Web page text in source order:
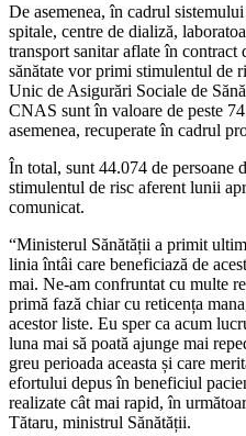
De asemenea, în cadrul
spitale, centre de dializă,
transport sanitar aflate în contract
sănătate vor primi stimulentul de
Unic de Asigurări Sociale de
CNAS sunt în valoare de peste
asemenea, recuperate în cadrul
În total, sunt 44.074 de persoane
stimulentul de risc aferent lunii
comunicat.
“Ministerul Sănătății a primit
linia întâi care beneficiază de
mai. Ne-am confruntat cu multe
primă fază chiar cu reticența
acestor liste. Eu sper ca acum
luna mai să poată ajunge mai
greu perioada aceasta și care
efortului depus în beneficiul
realizate cât mai rapid, în
Tătaru, ministrul Sănătății.